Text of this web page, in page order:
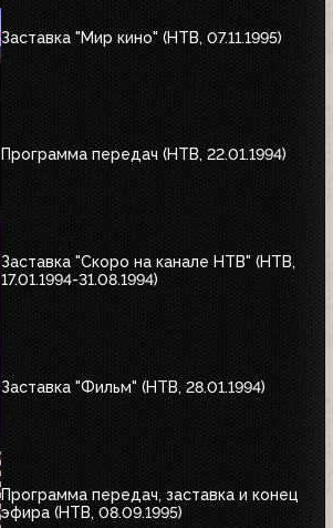
Заставка "Мир кино" (НТВ, 07.11.1995)
Программа передач (НТВ, 22.01.1994)
Заставка "Скоро на канале НТВ" (НТВ,
17.01.1994-31.08.1994)
Заставка "Фильм" (НТВ, 28.01.1994)
Программа передач, заставка и конец
эфира (НТВ, 08.09.1995)